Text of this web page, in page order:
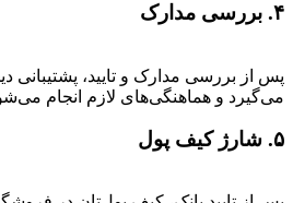
۴. بررسی مدارک
پس از بررسی مدارک و تایید، پشتیبانی
می‌گیرد و هماهنگی‌های لازم انجام
۵. شارژ کیف پول